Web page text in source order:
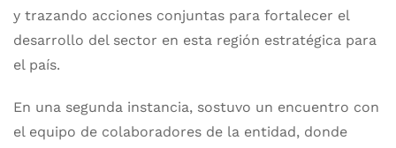
y trazando acciones conjuntas para fortalecer el
desarrollo del sector en esta región estratégica para
el país.
En una segunda instancia, sostuvo un encuentro con
el equipo de colaboradores de la entidad, donde